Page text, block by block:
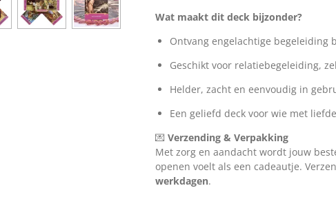
Wat maakt dit deck bijzonder?
Ontvang engelachtige begeleiding
Geschikt voor relatiebegeleiding,
Helder, zacht en eenvoudig in
Een geliefd deck voor wie met
💌 Verzending & Verpakking
Met zorg en aandacht wordt jouw
openen voelt als een cadeautje.
werkdagen.